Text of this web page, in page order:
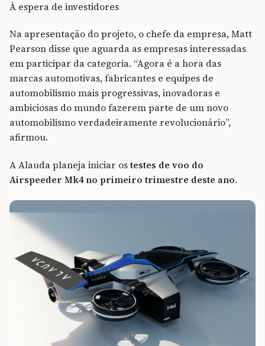
À espera de investidores
Na apresentação do projeto, o chefe da empresa, Matt
Pearson disse que aguarda as empresas interessadas
em participar da categoria. “Agora é a hora das
marcas automotivas, fabricantes e equipes de
automobilismo mais progressivas, inovadoras e
ambiciosas do mundo fazerem parte de um novo
automobilismo verdadeiramente revolucionário”,
afirmou.
A Alauda planeja iniciar ostestes de voo do
Airspeeder Mk4 no primeiro trimestre deste ano.